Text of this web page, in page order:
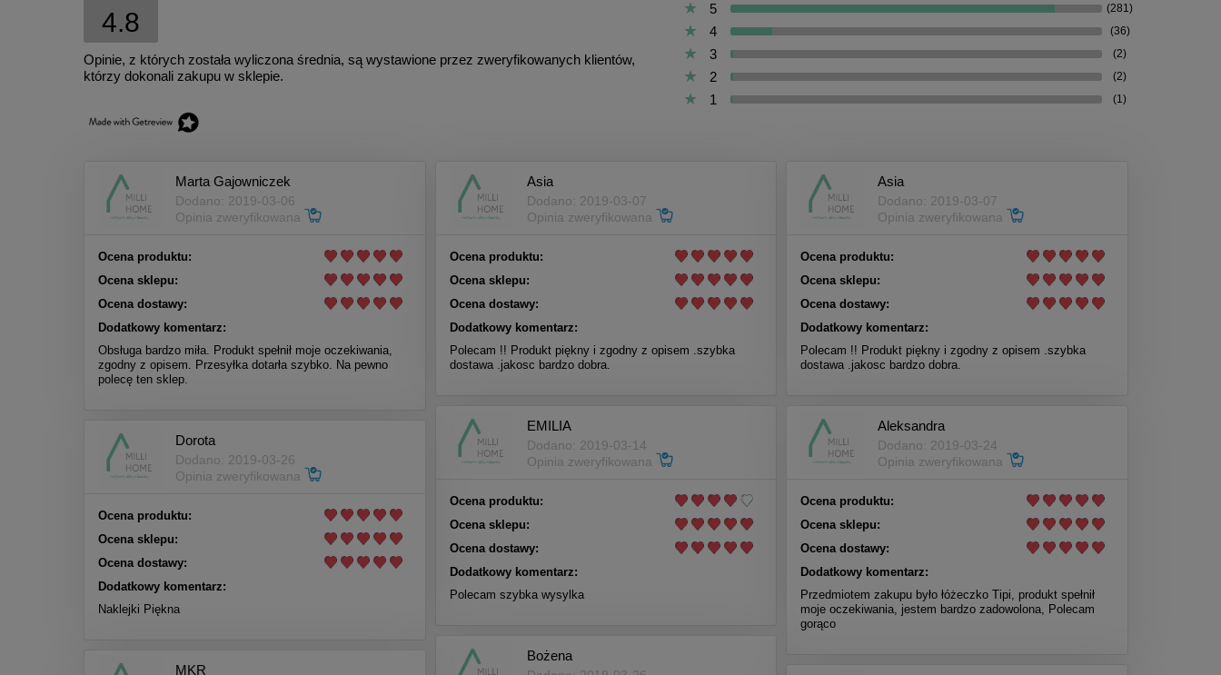
4.8
Opinie, z których została wyliczona średnia, są wystawione przez zweryfikowanych klientów,
którzy dokonali zakupu w sklepie.
5 (281)
4 (36)
3 (2)
2 (2)
1 (1)
Marta Gajowniczek
Dodano: 2019-03-06
Opinia zweryfikowana
Ocena produktu:
Ocena sklepu:
Ocena dostawy:
Dodatkowy komentarz:
Obsługa bardzo miła. Produkt spełnił moje oczekiwania,
zgodny z opisem. Przesyłka dotarła szybko. Na pewno
polecę ten sklep.
Asia
Dodano: 2019-03-07
Opinia zweryfikowana
Ocena produktu:
Ocena sklepu:
Ocena dostawy:
Dodatkowy komentarz:
Polecam !! Produkt piękny i zgodny z opisem .szybka
dostawa .jakosc bardzo dobra.
Asia
Dodano: 2019-03-07
Opinia zweryfikowana
Ocena produktu:
Ocena sklepu:
Ocena dostawy:
Dodatkowy komentarz:
Polecam !! Produkt piękny i zgodny z opisem .szybka
dostawa .jakosc bardzo dobra.
EMILIA
Dodano: 2019-03-14
Opinia zweryfikowana
Ocena produktu:
Ocena sklepu:
Ocena dostawy:
Dodatkowy komentarz:
Polecam szybka wysylka
Aleksandra
Dodano: 2019-03-24
Opinia zweryfikowana
Ocena produktu:
Ocena sklepu:
Ocena dostawy:
Dodatkowy komentarz:
Przedmiotem zakupu było łóżeczko Tipi, produkt spełnił
moje oczekiwania, jestem bardzo zadowolona, Polecam
gorąco
Dorota
Dodano: 2019-03-26
Opinia zweryfikowana
Ocena produktu:
Ocena sklepu:
Ocena dostawy:
Dodatkowy komentarz:
Naklejki Piękna
Bożena
MKR